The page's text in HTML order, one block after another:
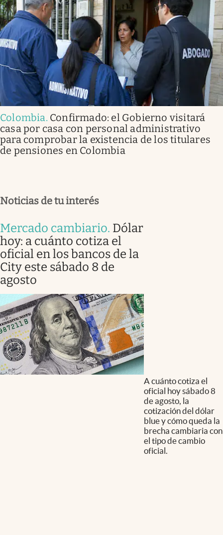
Colombia. Confirmado: el Gobierno visitará
casa por casa con personal administrativo
para comprobar la existencia de los titulares
de pensiones en Colombia
Noticias de tu interés
Mercado cambiario. Dólar
hoy: a cuánto cotiza el
oficial en los bancos de la
City este sábado 8 de
agosto
A cuánto cotiza el
oficial hoy sábado 8
de agosto, la
cotización del dólar
blue y cómo queda la
brecha cambiaria con
el tipo de cambio
oficial.